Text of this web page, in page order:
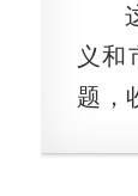
义和
题，